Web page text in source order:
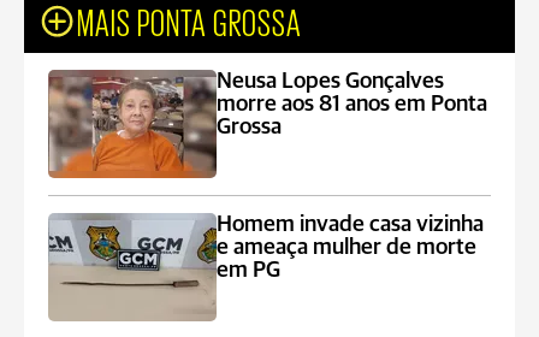
MAIS PONTA GROSSA
Neusa Lopes Gonçalves
morre aos 81 anos em Ponta
Grossa
Homem invade casa vizinha
e ameaça mulher de morte
em PG